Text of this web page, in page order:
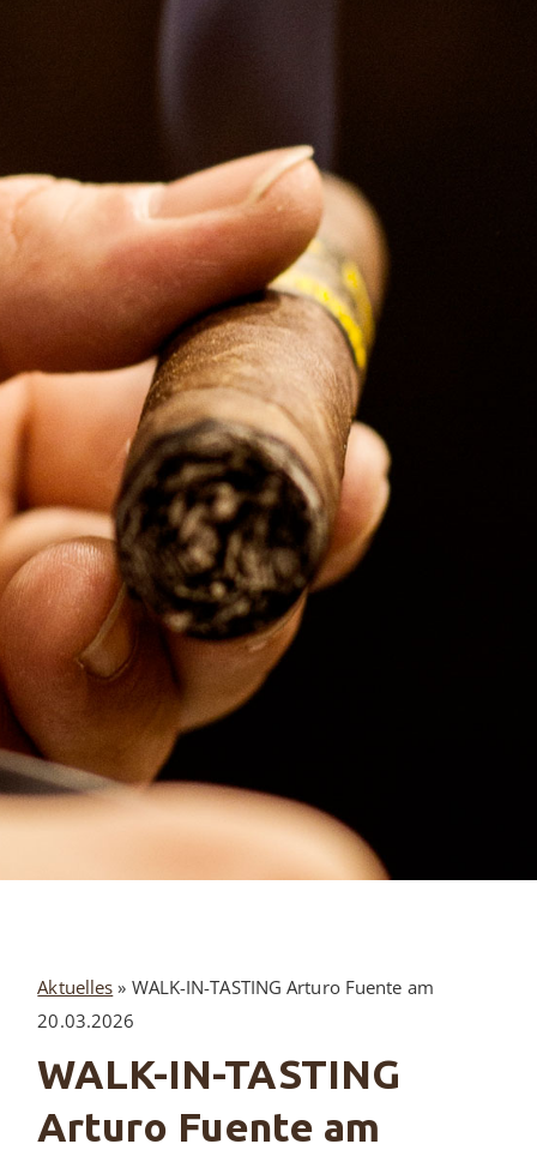
Aktuelles » WALK-IN-TASTING Arturo Fuente am
20.03.2026
WALK-IN-TASTING
Arturo Fuente am